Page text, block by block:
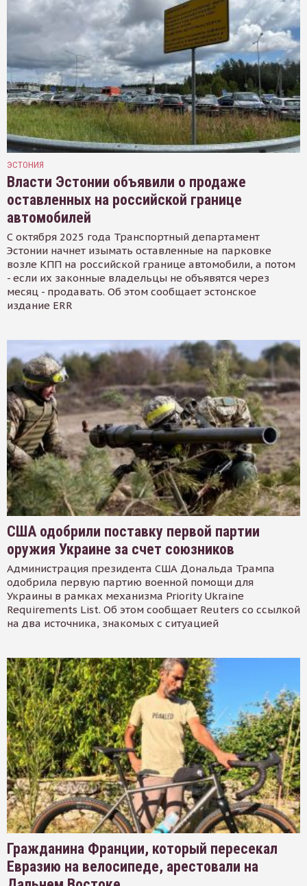
ЭСТОНИЯ
Власти Эстонии объявили о продаже
оставленных на российской границе
автомобилей
С октября 2025 года Транспортный департамент
Эстонии начнет изымать оставленные на парковке
возле КПП на российской границе автомобили, а потом
- если их законные владельцы не объявятся через
месяц - продавать. Об этом сообщает эстонское
издание ERR
США одобрили поставку первой партии
оружия Украине за счет союзников
Администрация президента США Дональда Трампа
одобрила первую партию военной помощи для
Украины в рамках механизма Priority Ukraine
Requirements List. Об этом сообщает Reuters со ссылкой
на два источника, знакомых с ситуацией
Гражданина Франции, который пересекал
Евразию на велосипеде, арестовали на